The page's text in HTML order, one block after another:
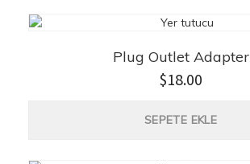
Plug Outlet Adapter
$18.00
SEPETE EKLE